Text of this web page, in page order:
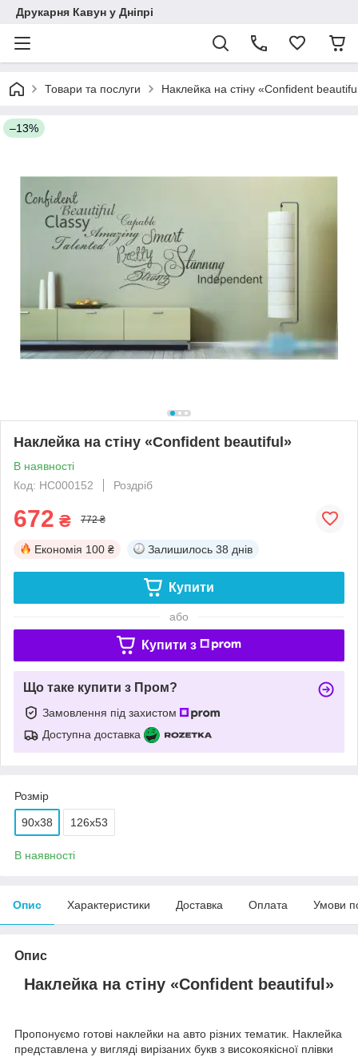
Друкарня Кавун у Дніпрі
Товари та послуги Наклейка на стіну «Confident
–13%
Наклейка на стіну «Confident beautiful»
В наявності
Код: НС000152
Роздріб
672 ₴ 772 ₴
Економія 100 ₴ Залишилось 38 днів
Купити
або
Купити з
Що таке купити з Пром?
Замовлення під захистом
Доступна доставка
Розмір
90х38 126х53
В наявності
Опис Характеристики Доставка Оплата Умови
Опис
Наклейка на стіну «Confident beautiful»
Пропонуємо готові наклейки на авто різних тематик. Наклейка
представлена у вигляді вирізаних букв з високоякісної плівки